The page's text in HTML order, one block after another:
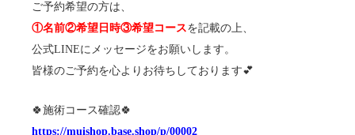
ご予約希望の方は、
①名前②希望日時③希望コースを記載の上、
公式LINEにメッセージをお願いします。
皆様のご予約を心よりお待ちしております💕
🍀施術コース確認🍀
https://muishop.base.shop/p/00002